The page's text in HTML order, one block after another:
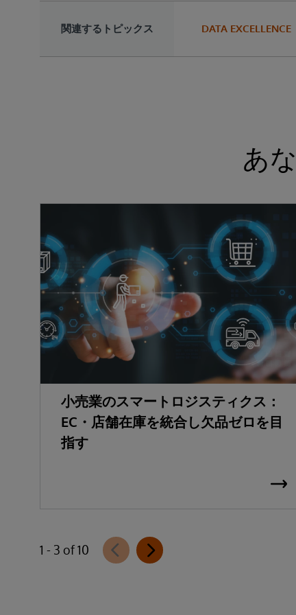
関連するトピックス DATA EXCELLENCE
あ
小売業のスマートロジスティクス：
EC・店舗在庫を統合し欠品ゼロを目
指す
1 - 3 of 10